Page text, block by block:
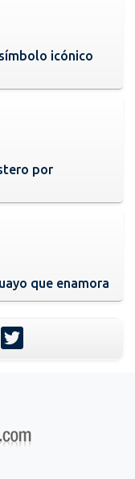
icónico
por
que enamora